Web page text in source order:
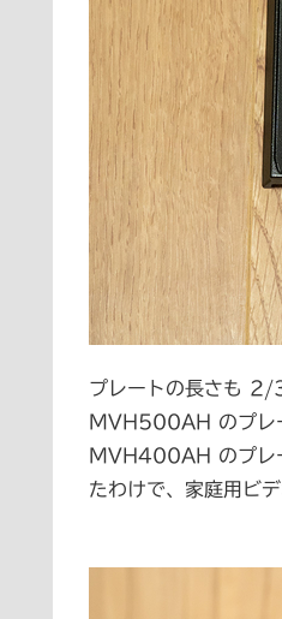
プレートの長さも 2/
MVH500AH のプレ
MVH400AH のプレ
たわけで、家庭用ビ